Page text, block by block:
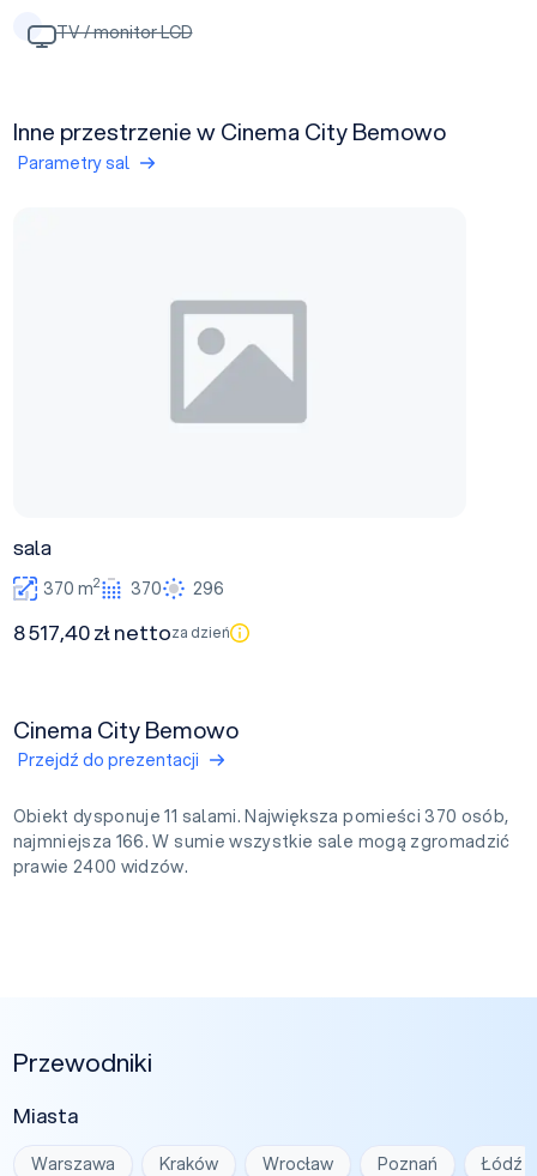
TV / monitor LCD
Inne przestrzenie w Cinema City Bemowo
Parametry sal
sala
370 m2 370 296
8 517,40 zł nettoza dzień
Cinema City Bemowo
Przejdź do prezentacji
Obiekt dysponuje 11 salami. Największa pomieści 370 osób,
najmniejsza 166. W sumie wszystkie sale mogą zgromadzić
prawie 2400 widzów.
Przewodniki
Miasta
Warszawa Kraków Wrocław Poznań Łódź